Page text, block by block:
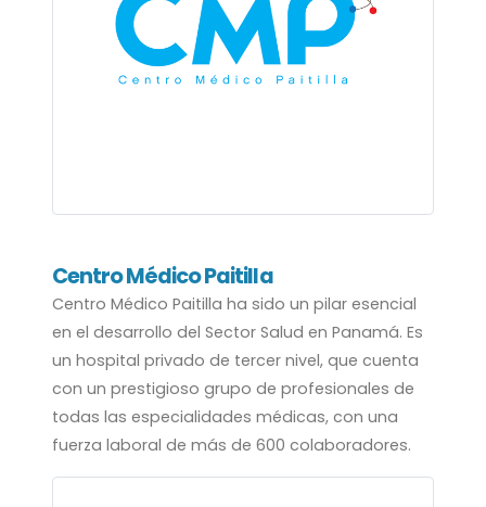
Centro Médico Paitilla
Centro Médico Paitilla ha sido un pilar esencial
en el desarrollo del Sector Salud en Panamá. Es
un hospital privado de tercer nivel, que cuenta
con un prestigioso grupo de profesionales de
todas las especialidades médicas, con una
fuerza laboral de más de 600 colaboradores.